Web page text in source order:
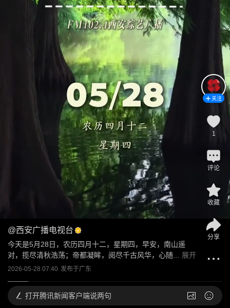
@西安广播电视台
今天是5月28日，农历四月十二，星期四，早安，南山遥
对，揽尽清秋浩荡；帝都凝眸，阅尽千古风华，心随...
展开
2026-05-28 07:40 发布于广东
关注
1
评论
收藏
分享
打开腾讯新闻客户端说两句